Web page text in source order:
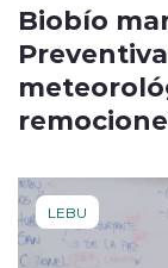
Biobío
LEBU